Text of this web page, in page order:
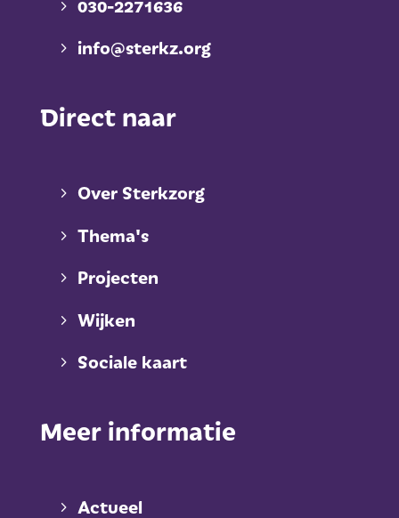
030-2271636
info@sterkz.org
Direct naar
Over Sterkzorg
Thema's
Projecten
Wijken
Sociale kaart
Meer informatie
Actueel